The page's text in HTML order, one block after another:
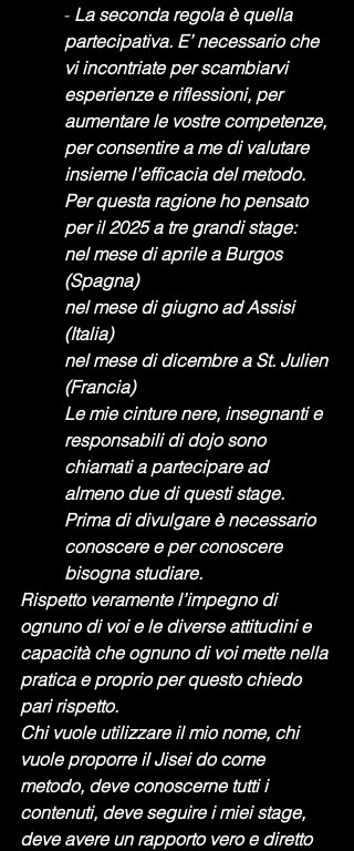
- La seconda regola è quella
partecipativa. E’ necessario che
vi incontriate per scambiarvi
esperienze e riflessioni, per
aumentare le vostre competenze,
per consentire a me di valutare
insieme l’efficacia del metodo.
Per questa ragione ho pensato
per il 2025 a tre grandi stage:
nel mese di aprile a Burgos
(Spagna)
nel mese di giugno ad Assisi
(Italia)
nel mese di dicembre a St. Julien
(Francia)
Le mie cinture nere, insegnanti e
responsabili di dojo sono
chiamati a partecipare ad
almeno due di questi stage.
Prima di divulgare è necessario
conoscere e per conoscere
bisogna studiare.
Rispetto veramente l’impegno di
ognuno di voi e le diverse attitudini e
capacità che ognuno di voi mette nella
pratica e proprio per questo chiedo
pari rispetto.
Chi vuole utilizzare il mio nome, chi
vuole proporre il Jisei do come
metodo, deve conoscerne tutti i
contenuti, deve seguire i miei stage,
deve avere un rapporto vero e diretto